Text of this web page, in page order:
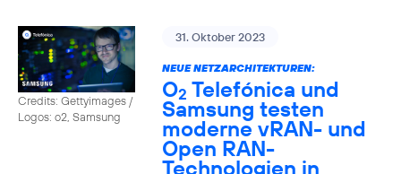
Credits: Gettyimages /
Logos: o2, Samsung
31. Oktober 2023
NEUE NETZARCHITEKTUREN:
O2 Telefónica und
Samsung testen
moderne vRAN- und
Open RAN-
Technologien in